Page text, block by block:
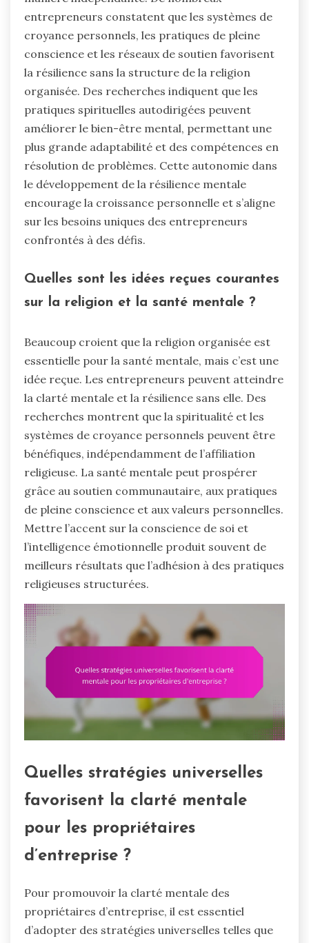
entrepreneurs constatent que les systèmes de
croyance personnels, les pratiques de pleine
conscience et les réseaux de soutien favorisent
la résilience sans la structure de la religion
organisée. Des recherches indiquent que les
pratiques spirituelles autodirigées peuvent
améliorer le bien-être mental, permettant une
plus grande adaptabilité et des compétences en
résolution de problèmes. Cette autonomie dans
le développement de la résilience mentale
encourage la croissance personnelle et s’aligne
sur les besoins uniques des entrepreneurs
confrontés à des défis.
Quelles sont les idées reçues courantes
sur la religion et la santé mentale ?
Beaucoup croient que la religion organisée est
essentielle pour la santé mentale, mais c’est une
idée reçue. Les entrepreneurs peuvent atteindre
la clarté mentale et la résilience sans elle. Des
recherches montrent que la spiritualité et les
systèmes de croyance personnels peuvent être
bénéfiques, indépendamment de l’affiliation
religieuse. La santé mentale peut prospérer
grâce au soutien communautaire, aux pratiques
de pleine conscience et aux valeurs personnelles.
Mettre l’accent sur la conscience de soi et
l’intelligence émotionnelle produit souvent de
meilleurs résultats que l’adhésion à des pratiques
religieuses structurées.
Quelles stratégies universelles
favorisent la clarté mentale
pour les propriétaires
d’entreprise ?
Pour promouvoir la clarté mentale des
propriétaires d’entreprise, il est essentiel
d’adopter des stratégies universelles telles que